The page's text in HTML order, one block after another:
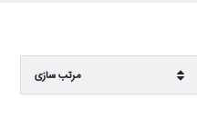
مرتب سازي